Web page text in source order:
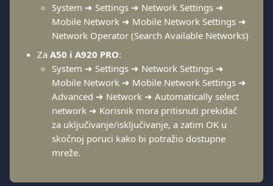
System ➜ Settings ➜ Network Settings ➜
Mobile Network ➜ Mobile Network Settings ➜
Network Operator (Search Available Networks)
Za A50 i A920 PRO:
System ➜ Settings ➜ Network Settings ➜
Mobile Network ➜ Mobile Network Settings ➜
Advanced ➜ Network ➜ Automatically select
network ➜ Korisnik mora pritisnuti prekidač
za uključivanje/isključivanje, a zatim OK u
skočnoj poruci kako bi potražio dostupne
mreže.